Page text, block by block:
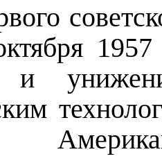
и